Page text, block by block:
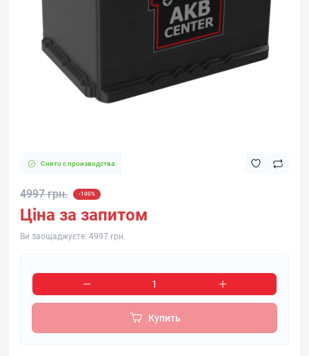
Снято с производства
4997 грн. -100%
Ціна за запитом
Ви заощаджуєте: 4997 грн.
Купить